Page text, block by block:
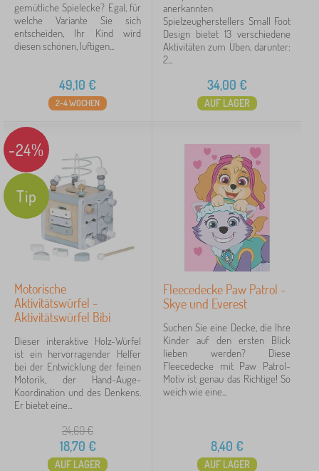
gemütliche Spielecke? Egal, für
welche Variante Sie sich
entscheiden, Ihr Kind wird
diesen schönen, luftigen...
49,10 €
2-4 WOCHEN
anerkannten
Spielzeugherstellers Small Foot
Design bietet 13 verschiedene
Aktivitäten zum Üben, darunter:
2...
34,00 €
AUF LAGER
-24%
Tip
Motorische
Aktivitätswürfel -
Aktivitätswürfel Bibi
Dieser interaktive Holz-Würfel
ist ein hervorragender Helfer
bei der Entwicklung der feinen
Motorik, der Hand-Auge-
Koordination und des Denkens.
Er bietet eine...
24,60€
18,70 €
AUF LAGER
Fleecedecke Paw Patrol -
Skye und Everest
Suchen Sie eine Decke, die Ihre
Kinder auf den ersten Blick
lieben werden? Diese
Fleecedecke mit Paw Patrol-
Motiv ist genau das Richtige! So
weich wie eine...
8,40 €
AUF LAGER